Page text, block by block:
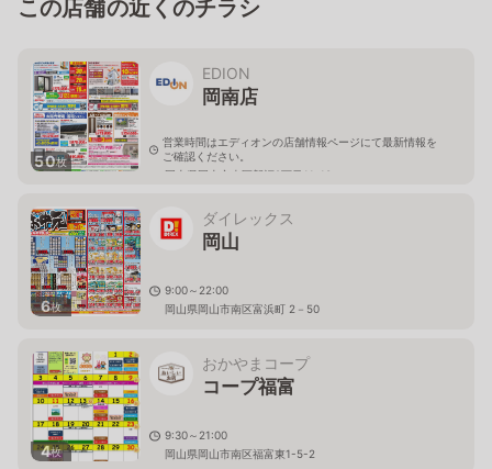
この店舗の近くのチラシ
50枚
EDION
岡南店
営業時間はエディオンの店舗情報ページにて最新情報を
ご確認ください。
岡山県岡山市南区新福2丁目11-10
6枚
ダイレックス
岡山
9:00～22:00
岡山県岡山市南区富浜町 2－50
4枚
おかやまコープ
コープ福富
9:30～21:00
岡山県岡山市南区福富東1-5-2